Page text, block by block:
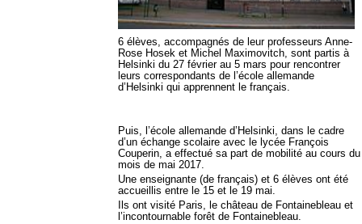
6 élèves, accompagnés de leur professeurs Anne-
Rose Hosek et Michel Maximovitch, sont partis à
Helsinki du 27 février au 5 mars pour rencontrer
leurs correspondants de l’école allemande
d’Helsinki qui apprennent le français.
Puis, l’école allemande d’Helsinki, dans le cadre
d’un échange scolaire avec le lycée François
Couperin, a effectué sa part de mobilité au cours du
mois de mai 2017.
Une enseignante (de français) et 6 élèves ont été
accueillis entre le 15 et le 19 mai.
Ils ont visité Paris, le château de Fontainebleau et
l’incontournable forêt de Fontainebleau.